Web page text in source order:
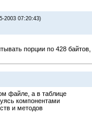
2003 07:20:43)
порции по 428
файле, а в таблице
компонентами
и методов